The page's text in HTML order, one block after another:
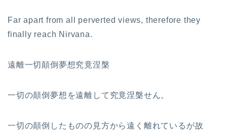
Far apart from all perverted views, therefore they
finally reach Nirvana.
遠離一切顛倒夢想究竟涅槃
一切の顛倒夢想を遠離して究竟涅槃せん。
一切の顛倒したものの見方から遠く離れているが故